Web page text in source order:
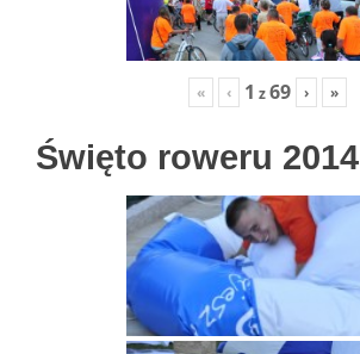
« ‹ 1 z69 › »
Święto roweru 2014